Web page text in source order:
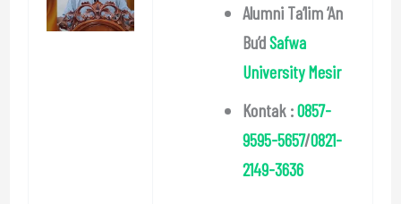
Alumni Ta’lim ‘An
Bu’dSafwa
University Mesir
Kontak :0857-
9595-5657/0821-
2149-3636